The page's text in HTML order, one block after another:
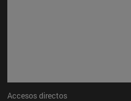
Accesos directos